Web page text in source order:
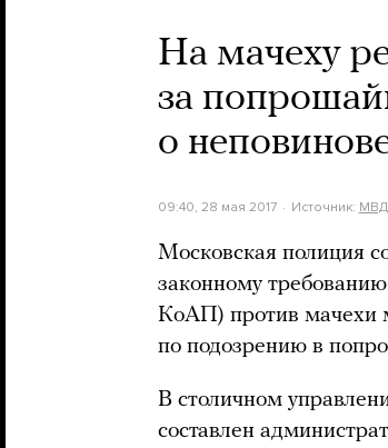
На мачеху
за
о
09:40, 28 мая 2017 Источник: МВД
Московская полиция
законному
КоАП) против мачехи
по подозрению в
В столичном
составлен